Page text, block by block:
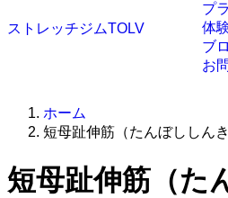
ストレッチジムTOLV
プ
体
ブ
お
ホーム
短母趾伸筋（たんぼししんき
短母趾伸筋（た